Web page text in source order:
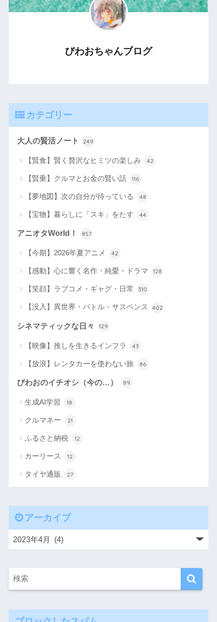
びわおちゃんブログ
カテゴリー
大人の賢活ノート 249
【賢食】賢く贅沢なヒミツの楽しみ 42
【賢乗】クルマとお金の賢い話 116
【夢地図】次の自分が待っている 48
【宝物】暮らしに「スキ」をたす 44
アニオタWorld！ 857
【今期】2026年夏アニメ 42
【感動】心に響く名作・純愛・ドラマ 128
【笑顔】ラブコメ・ギャグ・日常 310
【没入】異世界・バトル・サスペンス 402
シネマティックな日々 129
【映像】推しを生きるインフラ 43
【放浪】レンタカーを使わない旅 86
びわおのイチオシ（今の…） 89
生成AI学習 18
クルマネー 21
ふるさと納税 12
カーリース 12
タイヤ通販 27
アーカイブ